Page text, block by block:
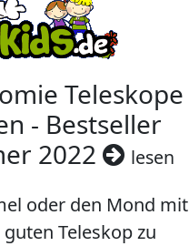
Teleskope
- Bestseller
2022
lesen
oder den Mond mit
Teleskop zu